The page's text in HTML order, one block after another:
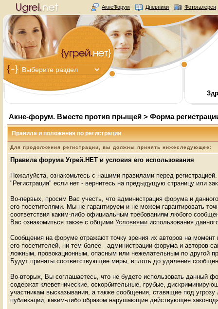
АкнеФорум Дневники Фотогалерея
Акне-форум. Вместе против прыщей > Форма
Правила и положения по регистрации
Для продолжения регистрации, вы должны принять нижеследующее:
Правила форума Угрей.НЕТ и условия его использования
Пожалуйста, ознакомьтесь с нашими правилами перед
"Регистрация" если нет - вернитесь на предыдущую страницу или
Во-первых, просим Вас учесть, что администрация форума и
его посетителями. Мы не гарантируем и не можем гарантировать
соответствия каким-либо официальным требованиям любого
Вас ознакомиться также с общими Условиями использования
Сообщения на форуме отражают точку зрения их авторов на
его посетителей, ни тем более - администрации форума и авторов
ложным, провокационным, опасным или нежелательным по другой
Будут приняты соответствующие меры, вплоть до удаления
Во-вторых, Вы соглашаетесь, что не будете использовать данный
содержат клеветнические, оскорбительные, грубые,
участникам высказывания, а также сообщения, ставящие под
публикации, каким-либо образом нарушающие действующее